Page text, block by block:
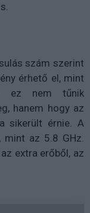
szám szerint
érhető el, mint
ez nem tűnik
hanem hogy az
sikerült érnie. A
mint az 5.8 GHz.
extra erőből, az